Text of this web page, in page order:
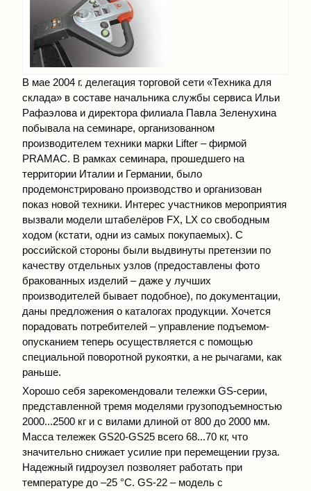
В мае 2004 г. делегация торговой сети «Техника для
склада» в составе начальника службы сервиса Ильи
Рафаэлова и директора филиала Павла Зеленухина
побывала на семинаре, организованном
производителем техники марки Lifter – фирмой
PRAMAC. В рамках семинара, прошедшего на
территории Италии и Германии, было
продемонстрировано производство и организован
показ новой техники. Интерес участников мероприятия
вызвали модели штабелёров FX, LX со свободным
ходом (кстати, одни из самых покупаемых). С
российской стороны были выдвинуты претензии по
качеству отдельных узлов (предоставлены фото
бракованных изделий – даже у лучших
производителей бывает подобное), по документации,
даны предложения о каталогах продукции. Хочется
порадовать потребителей – управление подъемом-
опусканием теперь осуществляется с помощью
специальной поворотной рукоятки, а не рычагами, как
раньше.
Хорошо себя зарекомендовали тележки GS-серии,
представленной тремя моделями грузоподъемностью
2000...2500 кг и с вилами длиной от 800 до 2000 мм.
Масса тележек GS20-GS25 всего 68...70 кг, что
значительно снижает усилие при перемещении груза.
Надежный гидроузел позволяет работать при
температуре до –25 °С. GS-22 – модель с